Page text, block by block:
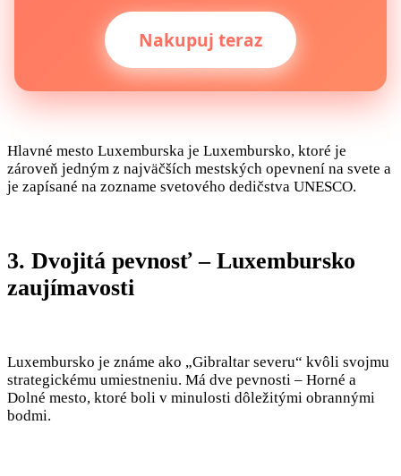
Nakupuj teraz
Hlavné mesto Luxemburska je Luxembursko, ktoré je
zároveň jedným z najväčších mestských opevnení na svete a
je zapísané na zozname svetového dedičstva UNESCO.
3. Dvojitá pevnosť – Luxembursko
zaujímavosti
Luxembursko je známe ako „Gibraltar severu“ kvôli svojmu
strategickému umiestneniu. Má dve pevnosti – Horné a
Dolné mesto, ktoré boli v minulosti dôležitými obrannými
bodmi.